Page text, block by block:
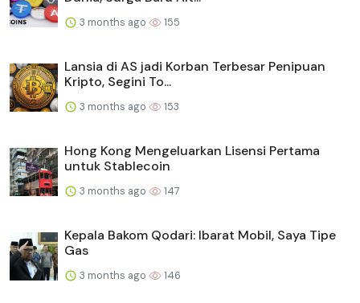
3 months ago 155
Lansia di AS jadi Korban Terbesar Penipuan
Kripto, Segini To...
3 months ago 153
Hong Kong Mengeluarkan Lisensi Pertama
untuk Stablecoin
3 months ago 147
Kepala Bakom Qodari: Ibarat Mobil, Saya Tipe
Gas
3 months ago 146